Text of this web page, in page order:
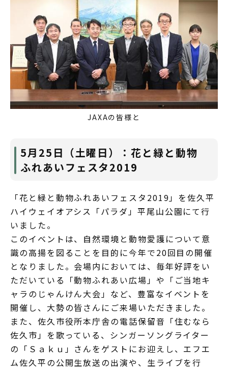
JAXAの皆様と
5月25日（土曜日）：花と緑と動物
ふれあいフェスタ2019
「花と緑と動物ふれあいフェスタ2019」を佐久平
ハイウェイオアシス「パラダ」平尾山公園にて行
いました。
このイベントは、自然環境と動物愛護について意
識の高揚を図ることを目的に今年で20回目の開催
となりました。会場内においては、毎年好評をい
ただいている「動物ふれあい広場」や「ご当地キ
ャラのじゃんけん大会」など、豊富なイベントを
開催し、大勢の皆さんにご来場いただきました。
また、佐久市役所本庁舎の電話保留音「住むなら
佐久市」を歌っている、シンガーソングライター
の「Ｓａｋｕ」さんをゲストにお迎えし、エフエ
ム佐久平の公開生放送の出演や、生ライブを行